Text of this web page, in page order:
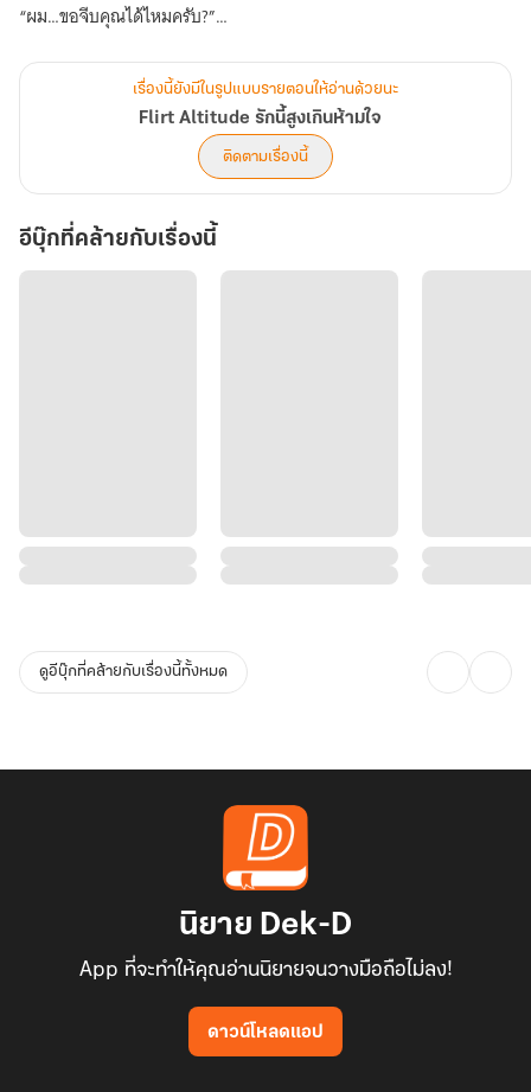
“ผม…ขอจีบคุณได้ไหมครับ?”
จากคนแปลกหน้าแปรเปลี่ยนเป็นคนคุ้นเคย
เขาว่ายตรงเข้าหาหัวใจเธออย่างแนบเนียน...จนหัวใจของเธอลอยสูงเกิน
ระดับเพดานบินไปไกลแล้ว
.................
นิยายรักละมุนหัวใจ ฟีลกู๊ด ไม่มีดราม่า
นิยายเรื่องนี้มี 16 ตอน + ตอนพิเศษอีก 2 ตอน
เรื่องนี้ยังมีในรูปแบบรายตอนให้อ่านด้วยนะ
Flirt Altitude รักนี้สูงเกินห้ามใจ
ติดตามเรื่องนี้
อีบุ๊กที่คล้ายกับเรื่องนี้
ดูอีบุ๊กที่คล้ายกับเรื่องนี้ทั้งหมด
นิยาย Dek-D
App ที่จะทำให้คุณอ่านนิยายจนวางมือถือไม่ลง!
ดาวน์โหลดแอป